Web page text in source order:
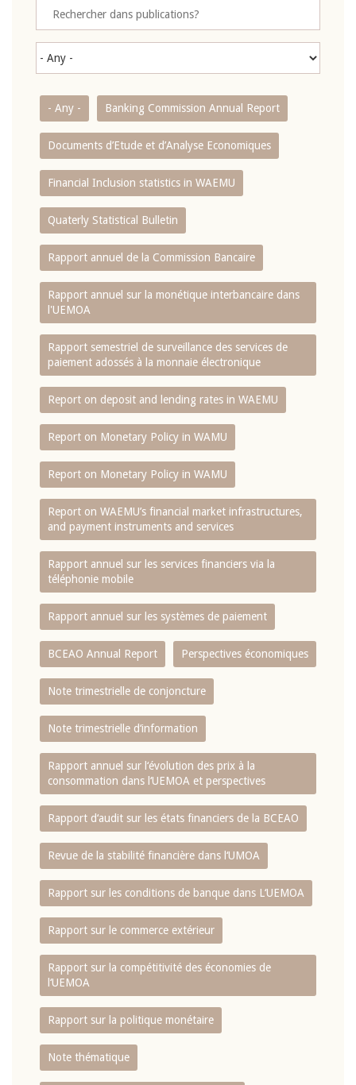
- Any - Banking Commission Annual Report
Documents d’Etude et d’Analyse Economiques
Financial Inclusion statistics in WAEMU
Quaterly Statistical Bulletin
Rapport annuel de la Commission Bancaire
Rapport annuel sur la monétique interbancaire dans
l'UEMOA
Rapport semestriel de surveillance des services de
paiement adossés à la monnaie électronique
Report on deposit and lending rates in WAEMU
Report on Monetary Policy in WAMU
Report on Monetary Policy in WAMU
Report on WAEMU’s financial market infrastructures,
and payment instruments and services
Rapport annuel sur les services financiers via la
téléphonie mobile
Rapport annuel sur les systèmes de paiement
BCEAO Annual Report Perspectives économiques
Note trimestrielle de conjoncture
Note trimestrielle d‘information
Rapport annuel sur l‘évolution des prix à la
consommation dans l‘UEMOA et perspectives
Rapport d‘audit sur les états financiers de la BCEAO
Revue de la stabilité financière dans l‘UMOA
Rapport sur les conditions de banque dans L‘UEMOA
Rapport sur le commerce extérieur
Rapport sur la compétitivité des économies de
l‘UEMOA
Rapport sur la politique monétaire
Note thématique